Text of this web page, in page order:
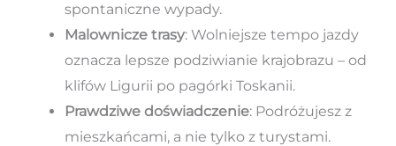
spontaniczne wypady.
Malownicze trasy: Wolniejsze tempo jazdy
oznacza lepsze podziwianie krajobrazu – od
klifów Ligurii po pagórki Toskanii.
Prawdziwe doświadczenie: Podróżujesz z
mieszkańcami, a nie tylko z turystami.